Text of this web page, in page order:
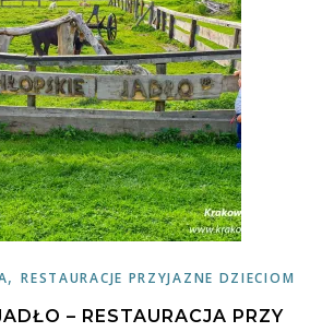
,RESTAURACJE PRZYJAZNE DZIECIOM
– RESTAURACJA PRZY